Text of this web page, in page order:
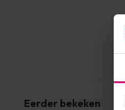
Eerder bekeken